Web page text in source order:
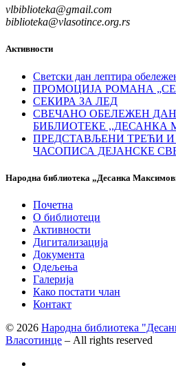
vlbiblioteka@gmail.com
biblioteka@vlasotince.org.rs
Активности
Светски дан лептира
ПРОМОЦИЈА РОМАНА
СЕКИРА ЗА ЛЕД
СВЕЧАНО ОБЕЛЕЖЕН
БИБЛИОТЕКЕ ,,ДЕСАНКА
ПРЕДСТАВЉЕНИ ТРЕЋИ И
ЧАСОПИСА ДЕЈАНСКЕ
Народна библиотека „Десанка
Почетна
О библиотеци
Активности
Дигитализација
Документа
Одељења
Галерија
Како постати члан
Контакт
© 2026 Народна библиотека
Власотинце – All rights reserved